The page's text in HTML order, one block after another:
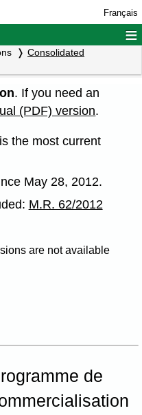
Français
≡
Consolidated
. If you need an
(PDF) version.
the most current
May 28, 2012.
M.R. 62/2012
are not available
de